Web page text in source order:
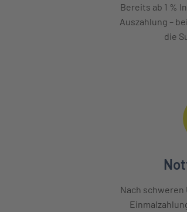
Bereits ab 1 %
Auszahlung –
die
Nach